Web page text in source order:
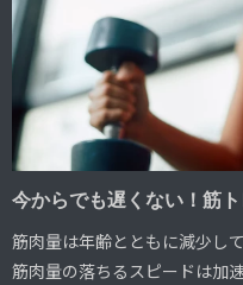
今からでも遅くない！筋
筋肉量は年齢とともに減少し
筋肉量の落ちるスピードは加